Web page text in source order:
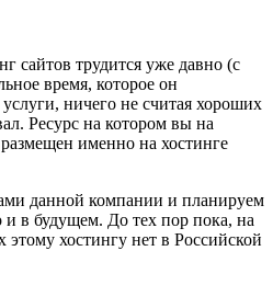
сайтов трудится уже давно (с
время, которое он
ничего не считая хороших
Ресурс на котором вы на
именно на хостинге
данной компании и планируем
и в будущем. До тех пор пока, на
этому хостингу нет в Российской